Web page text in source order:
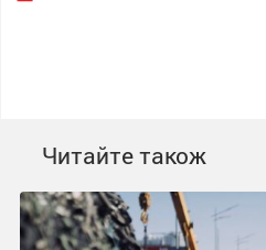
Читайте також